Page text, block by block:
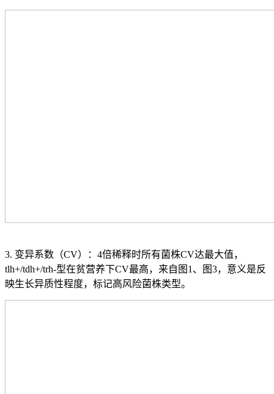
3. 变异系数（CV）：4倍稀释时所有菌株CV达最大值，
tlh+/tdh+/trh-型在贫营养下CV最高，来自图1、图3，意义是反
映生长异质性程度，标记高风险菌株类型。